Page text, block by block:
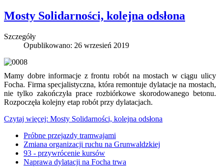
Mosty Solidarności, kolejna odsłona
Szczegóły
Opublikowano: 26 wrzesień 2019
Mamy dobre informacje z frontu robót na mostach w ciągu ulicy
Focha. Firma specjalistyczna, która remontuje dylatacje na mostach,
nie tylko zakończyła prace rozbiórkowe skorodowanego betonu.
Rozpoczęła kolejny etap robót przy dylatacjach.
Czytaj więcej: Mosty Solidarności, kolejna odsłona
Próbne przejazdy tramwajami
Zmiana organizacji ruchu na Grunwaldzkiej
93 - przywrócenie kursów
Naprawa dylatacji na Focha trwa